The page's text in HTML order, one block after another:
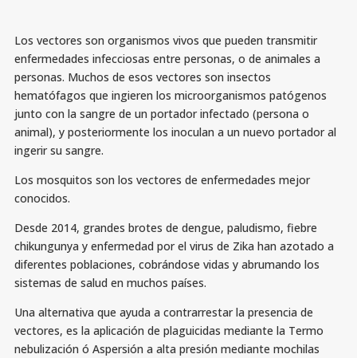
Los vectores son organismos vivos que pueden transmitir
enfermedades infecciosas entre personas, o de animales a
personas. Muchos de esos vectores son insectos
hematófagos que ingieren los microorganismos patógenos
junto con la sangre de un portador infectado (persona o
animal), y posteriormente los inoculan a un nuevo portador al
ingerir su sangre.
Los mosquitos son los vectores de enfermedades mejor
conocidos.
Desde 2014, grandes brotes de dengue, paludismo, fiebre
chikungunya y enfermedad por el virus de Zika han azotado a
diferentes poblaciones, cobrándose vidas y abrumando los
sistemas de salud en muchos países.
Una alternativa que ayuda a contrarrestar la presencia de
vectores, es la aplicación de plaguicidas mediante la Termo
nebulización ó Aspersión a alta presión mediante mochilas